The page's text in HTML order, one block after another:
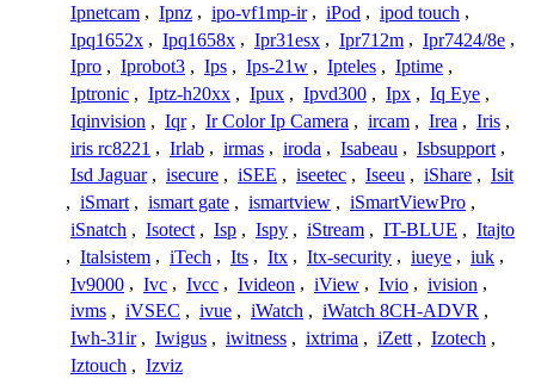
Ipnetcam , Ipnz , ipo-vf1mp-ir , iPod , ipod touch ,
Ipq1652x , Ipq1658x , Ipr31esx , Ipr712m , Ipr7424/8e ,
Ipro , Iprobot3 , Ips , Ips-21w , Ipteles , Iptime ,
Iptronic , Iptz-h20xx , Ipux , Ipvd300 , Ipx , Iq Eye ,
Iqinvision , Iqr , Ir Color Ip Camera , ircam , Irea , Iris ,
iris rc8221 , Irlab , irmas , iroda , Isabeau , Isbsupport ,
Isd Jaguar , isecure , iSEE , iseetec , Iseeu , iShare , Isit
, iSmart , ismart gate , ismartview , iSmartViewPro ,
iSnatch , Isotect , Isp , Ispy , iStream , IT-BLUE , Itajto
, Italsistem , iTech , Its , Itx , Itx-security , iueye , iuk ,
Iv9000 , Ivc , Ivcc , Ivideon , iView , Ivio , ivision ,
ivms , iVSEC , ivue , iWatch , iWatch 8CH-ADVR ,
Iwh-31ir , Iwigus , iwitness , ixtrima , iZett , Izotech ,
Iztouch , Izviz